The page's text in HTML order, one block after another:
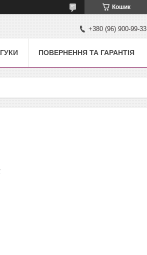
Кошик
+380 (96) 900-99-33
ПОВЕРНЕННЯ ТА ГАРАНТІЯ